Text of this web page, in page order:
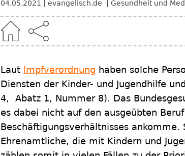
04.05.2021 evangelisch.de Gesundheit und
Laut Impfverordnung haben solche
Diensten der Kinder- und Jugendhilfe
4, Abatz 1, Nummer 8). Das
es dabei nicht auf den ausgeübten
Beschäftigungsverhältnisses
Ehrenamtliche, die mit Kindern und